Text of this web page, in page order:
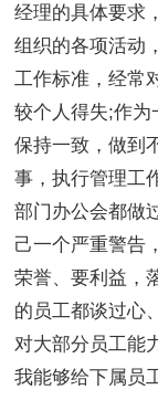
经理的具体要求
组织的各项活动
工作标准，经常
较个人得失;作
保持一致，做到
事，执行管理工
部门办公会都做
己一个严重警告
荣誉、要利益，
的员工都谈过心
对大部分员工能
我能够给下属员